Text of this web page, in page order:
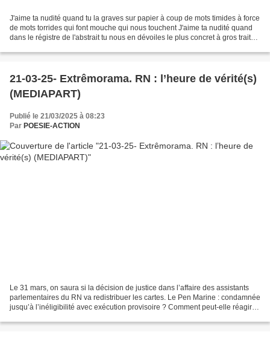
J'aime ta nudité quand tu la graves sur papier à coup de mots timides à force
de mots torrides qui font mouche qui nous touchent J'aime ta nudité quand
dans le régistre de l'abstrait tu nous en dévoiles le plus concret à gros traits
21-03-25- Extrêmorama. RN : l’heure de vérité(s)
(MEDIAPART)
Publié le 21/03/2025 à 08:23
Par POESIE-ACTION
Le 31 mars, on saura si la décision de justice dans l’affaire des assistants
parlementaires du RN va redistribuer les cartes. Le Pen Marine : condamnée
jusqu’à l’inéligibilité avec exécution provisoire ? Comment peut-elle réagir ?